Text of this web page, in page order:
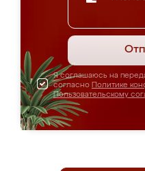
Я соглашаюсь на
согласно Политике
Пользовательскому